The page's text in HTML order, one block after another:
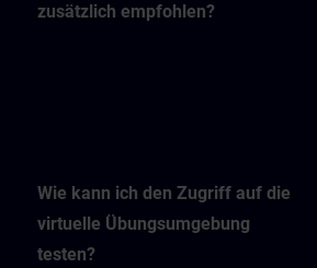
zusätzlich empfohlen?
Wie kann ich den Zugriff auf die
virtuelle Übungsumgebung
testen?